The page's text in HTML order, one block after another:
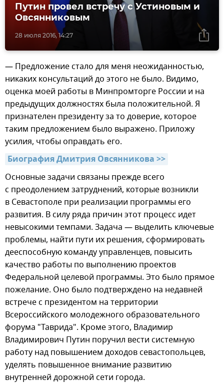
28 июля 2016, 14:27
Путин провел встречу с Устиновым и
Овсянниковым
— Предложение стало для меня неожиданностью,
никаких консультаций до этого не было. Видимо,
оценка моей работы в Минпромторге России и на
предыдущих должностях была положительной. Я
признателен президенту за то доверие, которое
таким предложением было выражено. Приложу
усилия, чтобы оправдать его.
Биография Дмитрия Овсянникова >>
Основные задачи связаны прежде всего
с преодолением затруднений, которые возникли
в Севастополе при реализации программы его
развития. В силу ряда причин этот процесс идет
невысокими темпами. Задача — выделить ключевые
проблемы, найти пути их решения, сформировать
дееспособную команду управленцев, повысить
качество работы по выполнению проектов
Федеральной целевой программы. Это было прямое
пожелание. Оно было подтверждено на недавней
встрече с президентом на территории
Всероссийского молодежного образовательного
форума "Таврида". Кроме этого, Владимир
Владимирович Путин поручил вести системную
работу над повышением доходов севастопольцев,
уделять повышенное внимание развитию
внутренней дорожной сети города.